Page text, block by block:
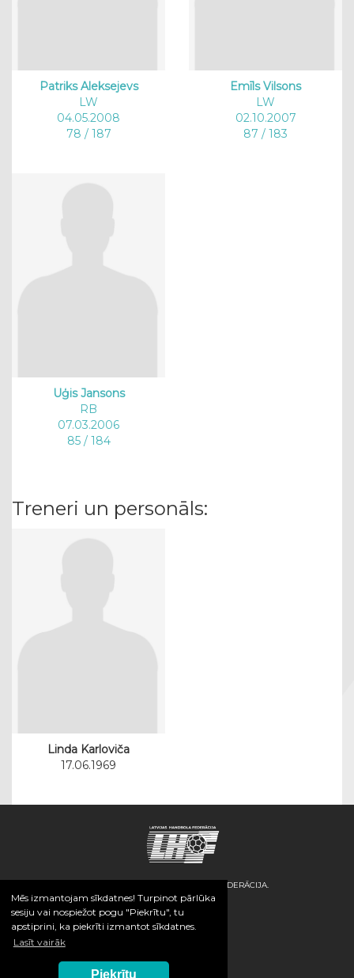
Mēs izmantojam sīkdatnes! Turpinot pārlūka
sesiju vai nospiežot pogu "Piekrītu", tu
apstiprini, ka piekrīti izmantot sīkdatnes.
Lasīt vairāk
Piekrītu
Patriks Aleksejevs
LW
04.05.2008
78 / 187
Emīls Vilsons
LW
02.10.2007
87 / 183
Uģis Jansons
RB
07.03.2006
85 / 184
Treneri un personāls:
Linda Karloviča
17.06.1969
© 2026 / LATVIJAS HANDBOLA FEDERĀCIJA.